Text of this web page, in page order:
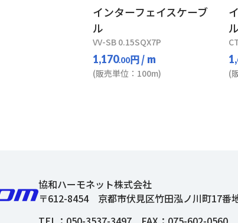
インターフェイスケーブ
ル
VV-SB 0.15SQX7P
1,170.00円/ m
(販売単位：100m)
ル
(
協和ハーモネット株式会社
〒612-8454 京都市伏見区竹田泓ノ川町17番